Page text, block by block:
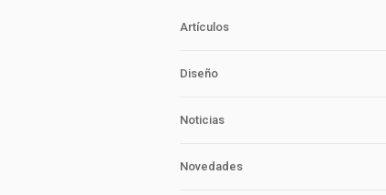
Artículos
Diseño
Noticias
Novedades